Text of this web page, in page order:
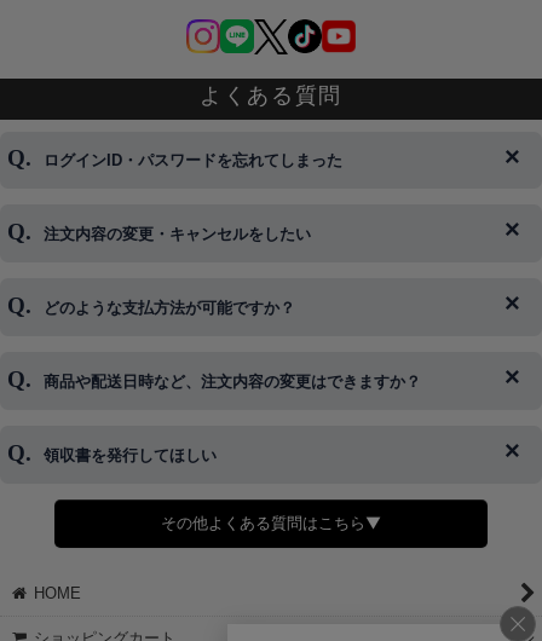
よくある質問
ログインID・パスワードを忘れてしまった
◆下記ページより、ログインIDの変更が可能です。
注文内容の変更・キャンセルをしたい
◆即日発送を行なっている関係上、午後以降のご連絡やキャンセル
※発送後、発送準備が完了しお手続きが間に合わない場合は変更、
どのような支払方法が可能ですか？
◆代金引換・クレジットカード・携帯キャリア決済・おねだり決
商品や配送日時など、注文内容の変更はできますか？
◆商品発送前の変更は承っております。
さい。
領収書を発行してほしい
◆領収書はご希望頂いた場合のみ発行しております。
【これからご注文する場合】
STEP2「お届け先・お支払い」ページにて備考欄に下記の記載をお
願いします。
その他よくある質問はこちら▼
HOME